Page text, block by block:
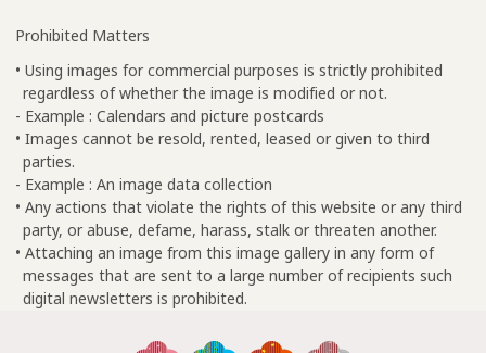
Prohibited Matters
• Using images for commercial purposes is strictly prohibited
regardless of whether the image is modified or not.
- Example : Calendars and picture postcards
• Images cannot be resold, rented, leased or given to third
parties.
- Example : An image data collection
• Any actions that violate the rights of this website or any third
party, or abuse, defame, harass, stalk or threaten another.
• Attaching an image from this image gallery in any form of
messages that are sent to a large number of recipients such
digital newsletters is prohibited.